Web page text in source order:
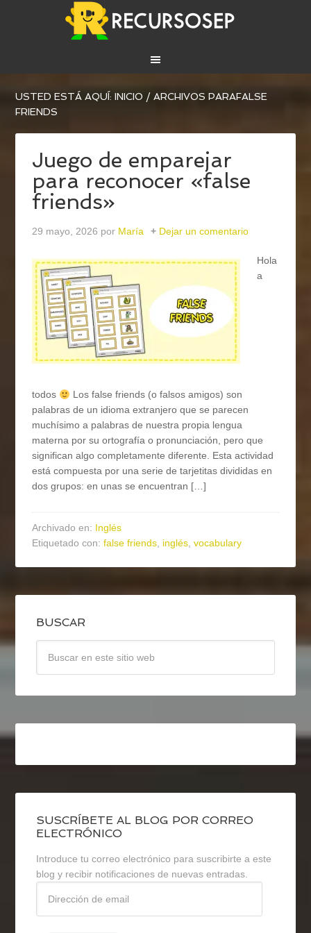
USTED ESTÁ AQUÍ:INICIO / ARCHIVOS PARAFALSE
FRIENDS
Juego de emparejar
para reconocer «false
friends»
29 mayo, 2026 por María Dejar un comentario
Hola
a
todos
Los false friends (o falsos amigos) son
palabras de un idioma extranjero que se parecen
muchísimo a palabras de nuestra propia lengua
materna por su ortografía o pronunciación, pero que
significan algo completamente diferente. Esta actividad
está compuesta por una serie de tarjetitas divididas en
dos grupos: en unas se encuentran […]
Archivado en: Inglés
Etiquetado con:false friends, inglés,vocabulary
BUSCAR
SUSCRÍBETE AL BLOG POR CORREO
ELECTRÓNICO
Introduce tu correo electrónico para suscribirte a este
blog y recibir notificaciones de nuevas entradas.
email